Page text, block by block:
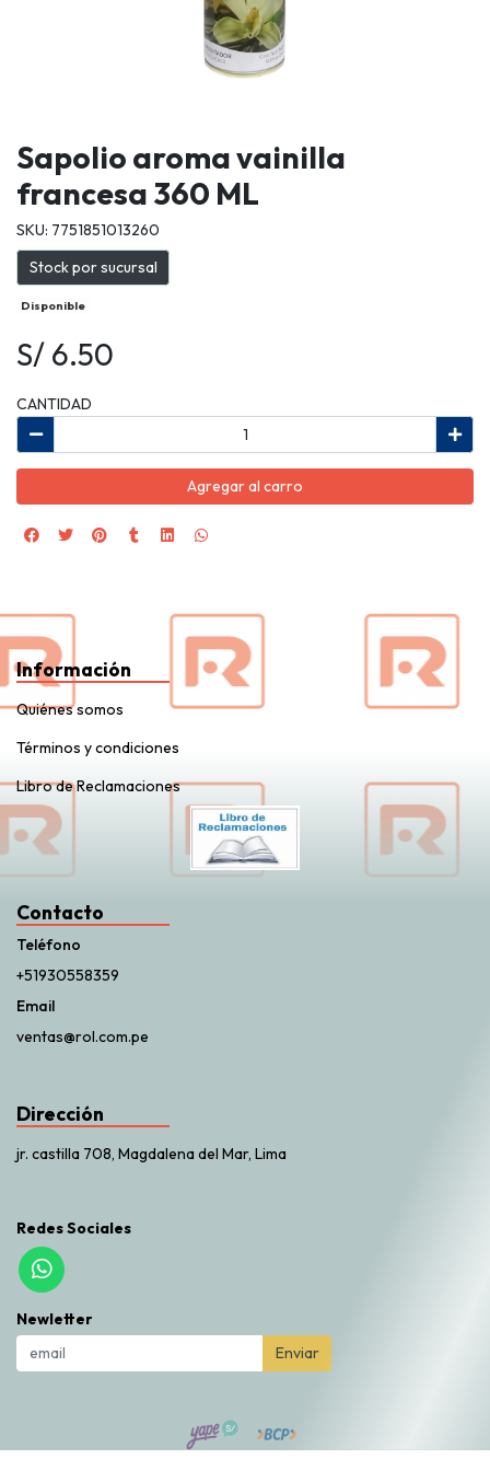
Sapolio aroma vainilla
francesa 360 ML
SKU: 7751851013260
Stock por sucursal
Disponible
S/ 6.50
CANTIDAD
Agregar al carro
Información
Quiénes somos
Términos y condiciones
Libro de Reclamaciones
Contacto
Teléfono
+51930558359
Email
ventas@rol.com.pe
Dirección
jr. castilla 708, Magdalena del Mar, Lima
Redes Sociales
Newletter
Enviar